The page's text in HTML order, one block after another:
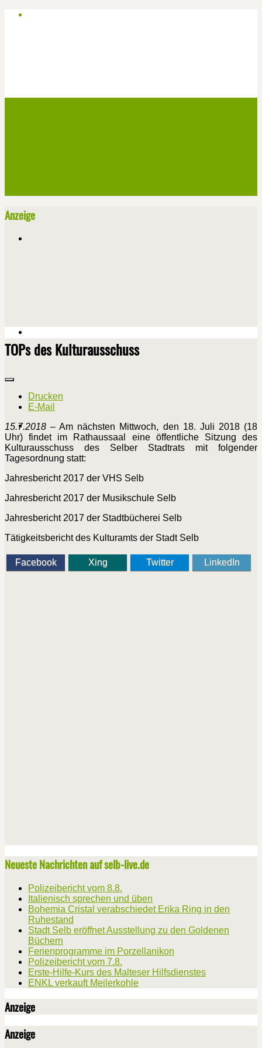
Anzeige
TOPs des Kulturausschuss
Drucken
E-Mail
15.7.2018 – Am nächsten Mittwoch, den 18. Juli 2018 (18
Uhr) findet im Rathaussaal eine öffentliche Sitzung des
Kulturausschuss des Selber Stadtrats mit folgender
Tagesordnung statt:
Jahresbericht 2017 der VHS Selb
Jahresbericht 2017 der Musikschule Selb
Jahresbericht 2017 der Stadtbücherei Selb
Tätigkeitsbericht des Kulturamts der Stadt Selb
Facebook Xing Twitter LinkedIn
Neueste Nachrichten auf selb-live.de
Polizeibericht vom 8.8.
Italienisch sprechen und üben
Bohemia Cristal verabschiedet Erika Ring in den
Ruhestand
Stadt Selb eröffnet Ausstellung zu den Goldenen
Büchern
Ferienprogramme im Porzellanikon
Polizeibericht vom 7.8.
Erste-Hilfe-Kurs des Malteser Hilfsdienstes
ENKL verkauft Meilerkohle
Anzeige
Anzeige